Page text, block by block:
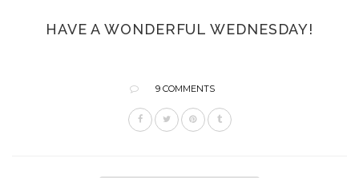
HAVE A WONDERFUL WEDNESDAY!
9 COMMENTS